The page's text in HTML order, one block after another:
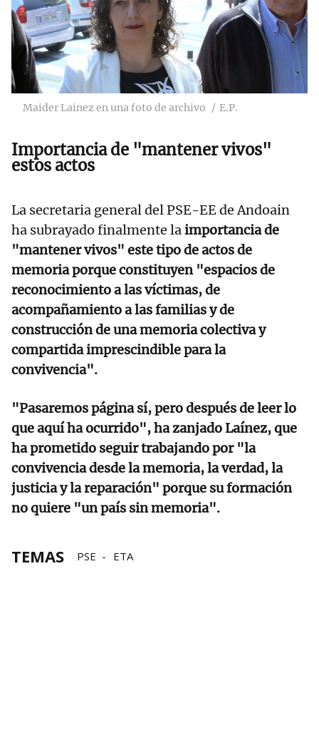
Maider Lainez en una foto de archivo E.P.
Importancia de "mantener vivos"
estos actos
La secretaria general del PSE-EE de Andoain
ha subrayado finalmente laimportancia de
"mantener vivos" este tipo de actos de
memoria porque constituyen "espacios de
reconocimiento a las víctimas, de
acompañamiento a las familias y de
construcción de una memoria colectiva y
compartida imprescindible para la
convivencia".
"Pasaremos página sí, pero después de leer lo
que aquí ha ocurrido", ha zanjado Laínez, que
ha prometido seguir trabajando por "la
convivencia desde la memoria, la verdad, la
justicia y la reparación" porque su formación
no quiere "un país sin memoria".
TEMAS PSE ETA